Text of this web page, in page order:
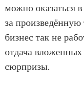
можно оказаться
за
бизнес так не
отдача вложенных
сюрпризы.